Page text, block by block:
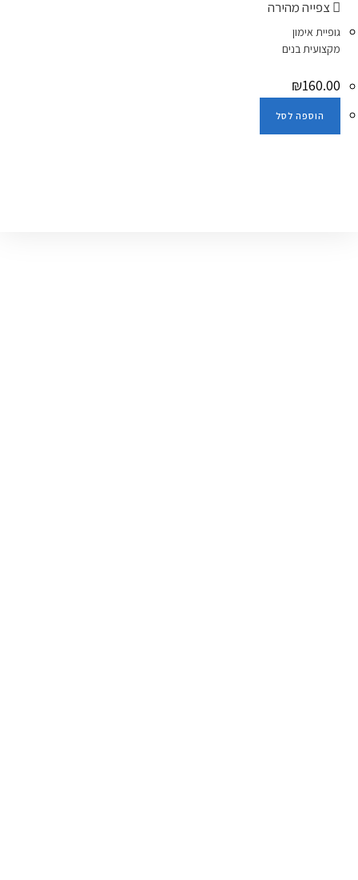
צפייה מהירה
גופיית אימון
מקצועית בנים
₪160.00
הוספה לסל